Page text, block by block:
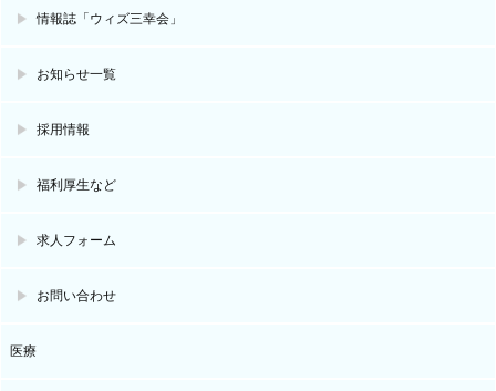
情報誌「ウィズ三幸会」
お知らせ一覧
採用情報
福利厚生など
求人フォーム
お問い合わせ
医療